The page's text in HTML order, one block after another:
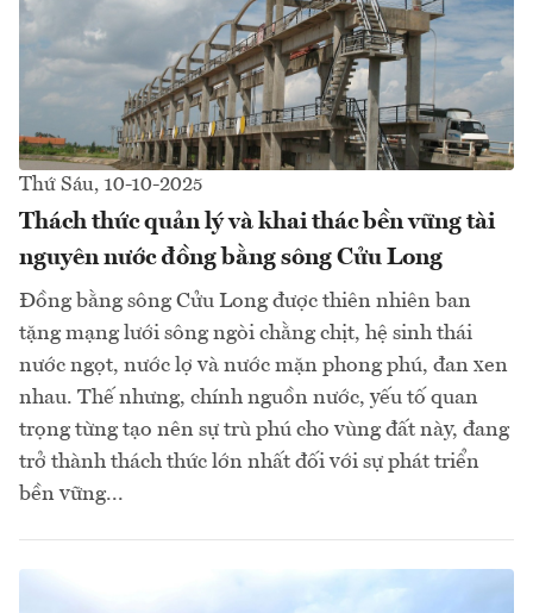
Thứ Sáu, 10-10-2025
Thách thức quản lý và khai thác bền vững tài
nguyên nước đồng bằng sông Cửu Long
Đồng bằng sông Cửu Long được thiên nhiên ban
tặng mạng lưới sông ngòi chằng chịt, hệ sinh thái
nước ngọt, nước lợ và nước mặn phong phú, đan xen
nhau. Thế nhưng, chính nguồn nước, yếu tố quan
trọng từng tạo nên sự trù phú cho vùng đất này, đang
trở thành thách thức lớn nhất đối với sự phát triển
bền vững...